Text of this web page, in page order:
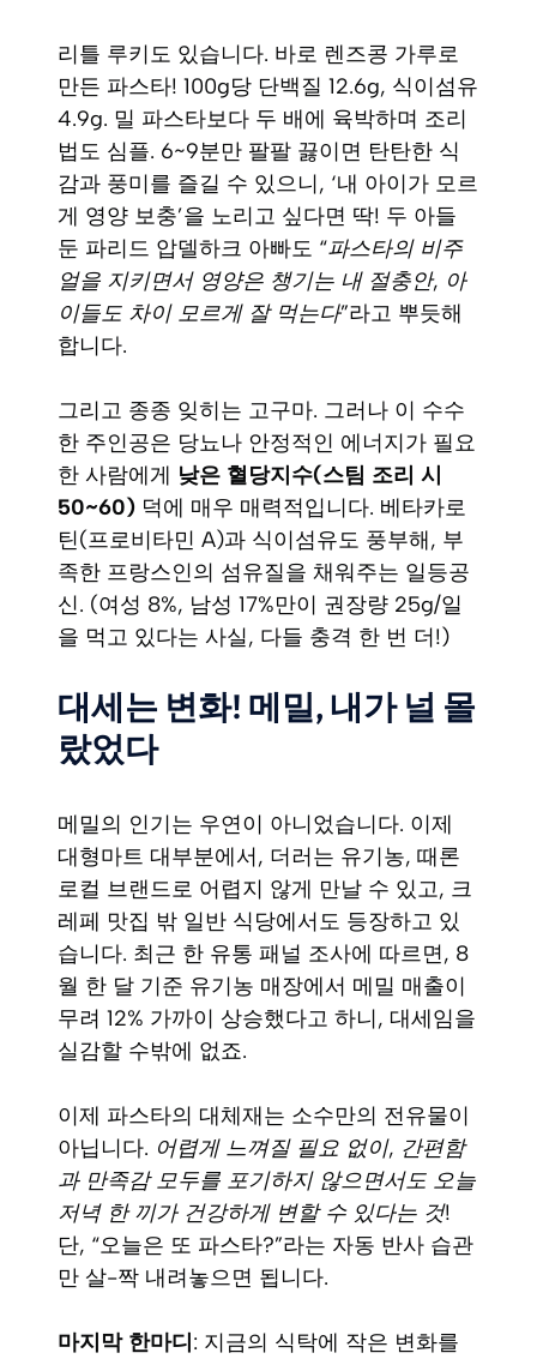
리틀 루키도 있습니다. 바로 렌즈콩 가루로
만든 파스타! 100g당 단백질 12.6g, 식이섬유
4.9g. 밀 파스타보다 두 배에 육박하며 조리
법도 심플. 6~9분만 팔팔 끓이면 탄탄한 식
감과 풍미를 즐길 수 있으니, ‘내 아이가 모르
게 영양 보충’을 노리고 싶다면 딱! 두 아들
둔 파리드 압델하크 아빠도 “파스타의 비주
얼을 지키면서 영양은 챙기는 내 절충안, 아
이들도 차이 모르게 잘 먹는다”라고 뿌듯해
합니다.
그리고 종종 잊히는 고구마. 그러나 이 수수
한 주인공은 당뇨나 안정적인 에너지가 필요
한 사람에게 낮은 혈당지수(스팀 조리 시
50~60) 덕에 매우 매력적입니다. 베타카로
틴(프로비타민 A)과 식이섬유도 풍부해, 부
족한 프랑스인의 섬유질을 채워주는 일등공
신. (여성 8%, 남성 17%만이 권장량 25g/일
을 먹고 있다는 사실, 다들 충격 한 번 더!)
대세는 변화! 메밀, 내가 널 몰
랐었다
메밀의 인기는 우연이 아니었습니다. 이제
대형마트 대부분에서, 더러는 유기농, 때론
로컬 브랜드로 어렵지 않게 만날 수 있고, 크
레페 맛집 밖 일반 식당에서도 등장하고 있
습니다. 최근 한 유통 패널 조사에 따르면, 8
월 한 달 기준 유기농 매장에서 메밀 매출이
무려 12% 가까이 상승했다고 하니, 대세임을
실감할 수밖에 없죠.
이제 파스타의 대체재는 소수만의 전유물이
아닙니다. 어렵게 느껴질 필요 없이, 간편함
과 만족감 모두를 포기하지 않으면서도 오늘
저녁 한 끼가 건강하게 변할 수 있다는 것!
단, “오늘은 또 파스타?”라는 자동 반사 습관
만 살-짝 내려놓으면 됩니다.
마지막 한마디 : 지금의 식탁에 작은 변화를